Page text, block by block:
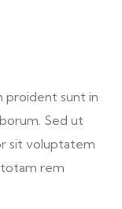
proident sunt in
Sed ut
sit voluptatem
rem